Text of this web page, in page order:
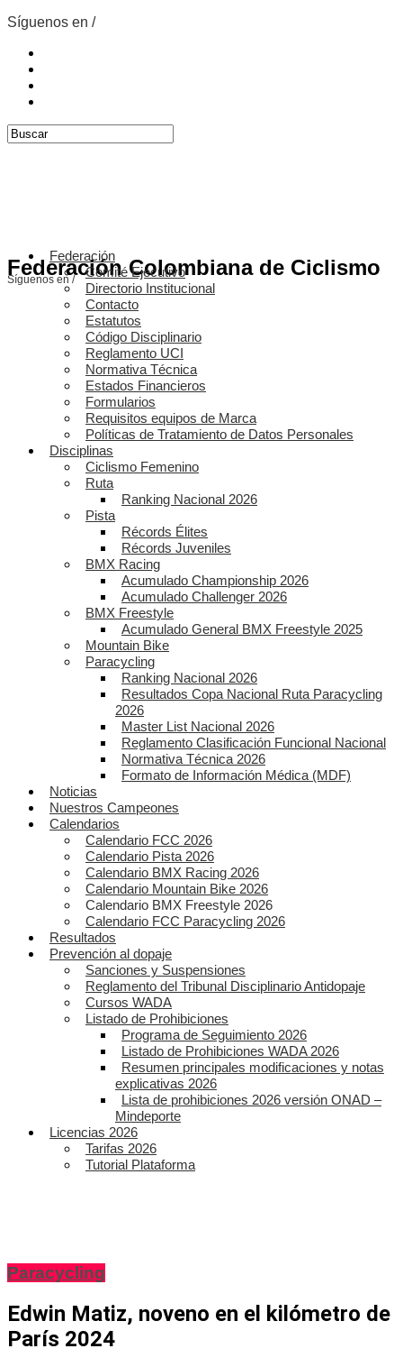
Síguenos en /
Federación Colombiana de Ciclismo
Síguenos en /
Federación
Comité Ejecutivo
Directorio Institucional
Contacto
Estatutos
Código Disciplinario
Reglamento UCI
Normativa Técnica
Estados Financieros
Formularios
Requisitos equipos de Marca
Políticas de Tratamiento de Datos Personales
Disciplinas
Ciclismo Femenino
Ruta
Ranking Nacional 2026
Pista
Récords Élites
Récords Juveniles
BMX Racing
Acumulado Championship 2026
Acumulado Challenger 2026
BMX Freestyle
Acumulado General BMX Freestyle 2025
Mountain Bike
Paracycling
Ranking Nacional 2026
Resultados Copa Nacional Ruta Paracycling
2026
Master List Nacional 2026
Reglamento Clasificación Funcional Nacional
Normativa Técnica 2026
Formato de Información Médica (MDF)
Noticias
Nuestros Campeones
Calendarios
Calendario FCC 2026
Calendario Pista 2026
Calendario BMX Racing 2026
Calendario Mountain Bike 2026
Calendario BMX Freestyle 2026
Calendario FCC Paracycling 2026
Resultados
Prevención al dopaje
Sanciones y Suspensiones
Reglamento del Tribunal Disciplinario Antidopaje
Cursos WADA
Listado de Prohibiciones
Programa de Seguimiento 2026
Listado de Prohibiciones WADA 2026
Resumen principales modificaciones y notas
explicativas 2026
Lista de prohibiciones 2026 versión ONAD –
Mindeporte
Licencias 2026
Tarifas 2026
Tutorial Plataforma
Paracycling
Edwin Matiz, noveno en el kilómetro de
París 2024